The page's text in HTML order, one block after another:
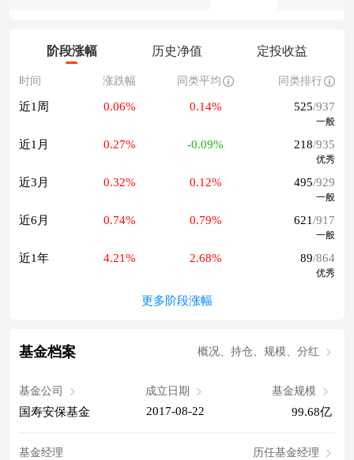
阶段涨幅 历史净值 定投收益
时间 涨跌幅 同类平均 同类排行
近1周 0.06% 0.14% 525/937
一般
近1月 0.27% -0.09% 218/935
优秀
近3月 0.32% 0.12% 495/929
一般
近6月 0.74% 0.79% 621/917
一般
近1年 4.21% 2.68% 89/864
优秀
更多阶段涨幅
基金档案 概况、持仓、规模、分红
基金公司
国寿安保基金
成立日期
2017-08-22
基金规模
99.68亿
基金经理 历任基金经理